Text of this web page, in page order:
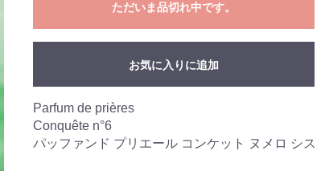
ただいま品切れ中です。
お気に入りに追加
Parfum de prières
Conquête n°6
パッファンド プリエール コンケット ヌメロ シス